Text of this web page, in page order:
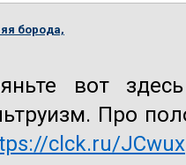
борода,
вот
Про
clck.ru/JCwux